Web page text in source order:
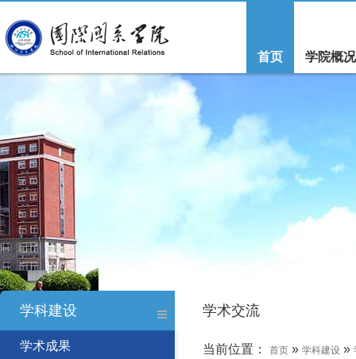
首页 学院概况
学科建设 学术交流
学术成果 当前位置： 首页 » 学科建设 »